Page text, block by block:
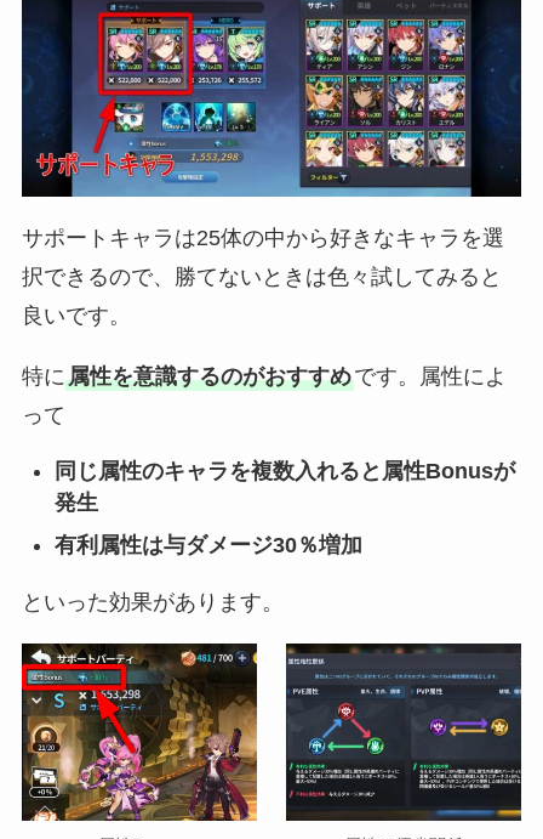
サポートキャラは25体の中から好きなキャラを選
択できるので、勝てないときは色々試してみると
良いです。
特に属性を意識するのがおすすめです。属性によ
って
同じ属性のキャラを複数入れると属性Bonusが
発生
有利属性は与ダメージ30％増加
といった効果があります。